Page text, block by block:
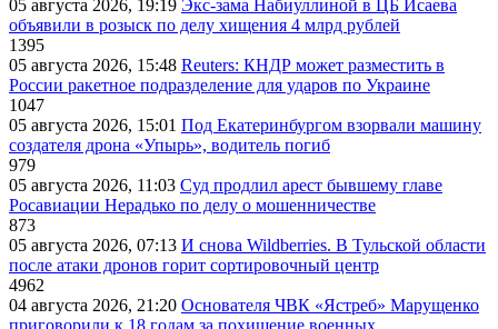
05 августа 2026, 19:19 Экс-зама Набиуллиной в ЦБ Исаева
объявили в розыск по делу хищения 4 млрд рублей
1395
05 августа 2026, 15:48 Reuters: КНДР может разместить в
России ракетное подразделение для ударов по Украине
1047
05 августа 2026, 15:01 Под Екатеринбургом взорвали машину
создателя дрона «Упырь», водитель погиб
979
05 августа 2026, 11:03 Суд продлил арест бывшему главе
Росавиации Нерадько по делу о мошенничестве
873
05 августа 2026, 07:13 И снова Wildberries. В Тульской области
после атаки дронов горит сортировочный центр
4962
04 августа 2026, 21:20 Основателя ЧВК «Ястреб» Марущенко
приговорили к 18 годам за похищение военных